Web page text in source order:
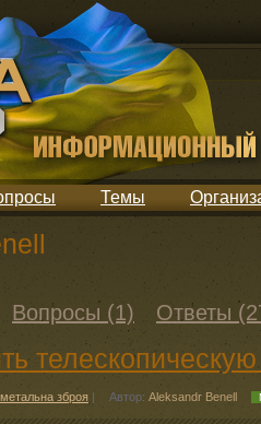
Темы
Вопросы (1) Ответы
зброя | Автор: Aleksandr Benell